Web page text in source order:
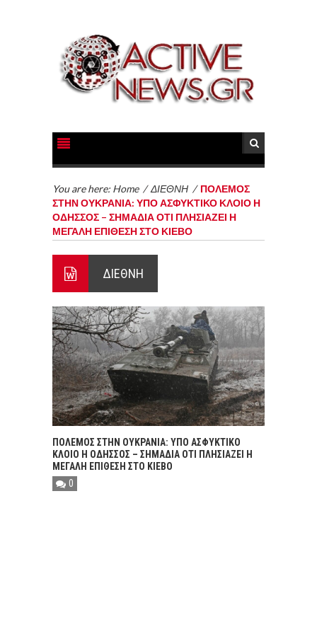
You are here: Home /ΔΙΕΘΝΗ / ΠΟΛΕΜΟΣ
ΣΤΗΝ ΟΥΚΡΑΝΙΑ: ΥΠΟ ΑΣΦΥΚΤΙΚΟ ΚΛΟΙΟ Η
ΟΔΗΣΣΟΣ – ΣΗΜΑΔΙΑ ΟΤΙ ΠΛΗΣΙΑΖΕΙ Η
ΜΕΓΑΛΗ ΕΠΙΘΕΣΗ ΣΤΟ ΚΙΕΒΟ
ΔΙΕΘΝΗ
ΠΟΛΕΜΟΣ ΣΤΗΝ ΟΥΚΡΑΝΙΑ: ΥΠΟ ΑΣΦΥΚΤΙΚΟ
ΚΛΟΙΟ Η ΟΔΗΣΣΟΣ – ΣΗΜΑΔΙΑ ΟΤΙ ΠΛΗΣΙΑΖΕΙ Η
ΜΕΓΑΛΗ ΕΠΙΘΕΣΗ ΣΤΟ ΚΙΕΒΟ
0